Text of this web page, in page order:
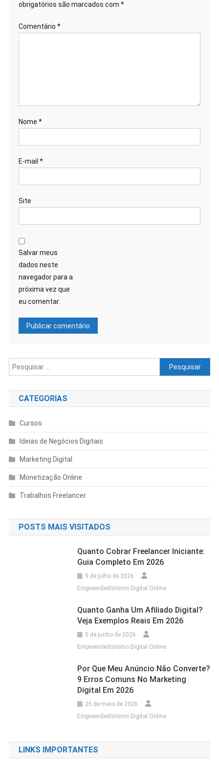
obrigatórios são marcados com *
Comentário *
Nome *
E-mail *
Site
Salvar meus
dados neste
navegador para a
próxima vez que
eu comentar.
CATEGORIAS
Cursos
Ideias de Negócios Digitais
Marketing Digital
Monetização Online
Trabalhos Freelancer
POSTS MAIS VISITADOS
Quanto Cobrar Freelancer Iniciante:
Guia Completo Em 2026
9 de julho de 2026
Empreendedorismo Digital Online
Quanto Ganha Um Afiliado Digital?
Veja Exemplos Reais Em 2026
5 de junho de 2026
Empreendedorismo Digital Online
Por Que Meu Anúncio Não Converte?
9 Erros Comuns No Marketing
Digital Em 2026
25 de maio de 2026
Empreendedorismo Digital Online
LINKS IMPORTANTES